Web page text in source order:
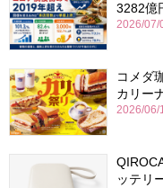
3282億
2026/07/
コメダ
カリー
2026/06/
ッテリ